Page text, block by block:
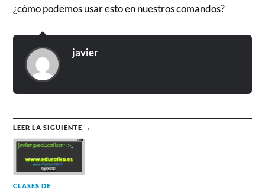
¿cómo podemos usar esto en nuestros comandos?
javier
LEER LA SIGUIENTE →
CLASES DE